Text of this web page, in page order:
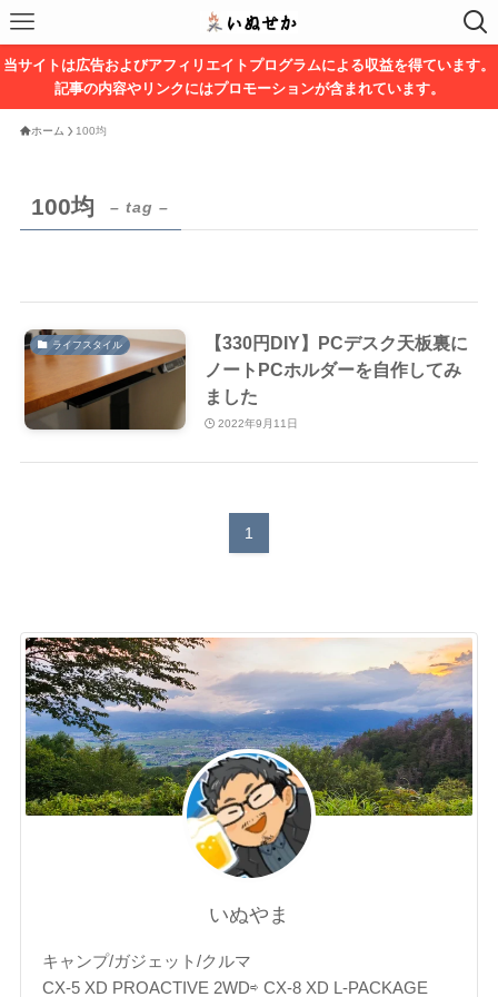
当サイトは広告およびアフィリエイトプログラムによる収益を得ています。
記事の内容やリンクにはプロモーションが含まれています。
ホーム 100均
100均 – tag –
ライフスタイル
【330円DIY】PCデスク天板裏に
ノートPCホルダーを自作してみ
ました
2022年9月11日
1
いぬやま
キャンプ/ガジェット/クルマ
CX-5 XD PROACTIVE 2WD⇨ CX-8 XD L-PACKAGE